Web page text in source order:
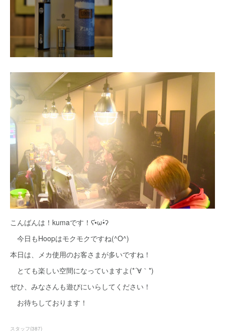
こんばんは！kumaです！ʕ•̀ω•́ʔ
今日もHoopはモクモクですね(^O^)
本日は、メカ使用のお客さまが多いですね！
とても楽しい空間になっていますよ(*´∀｀*)
ぜひ、みなさんも遊びにいらしてください！
お待ちしております！
スタッフ(387)